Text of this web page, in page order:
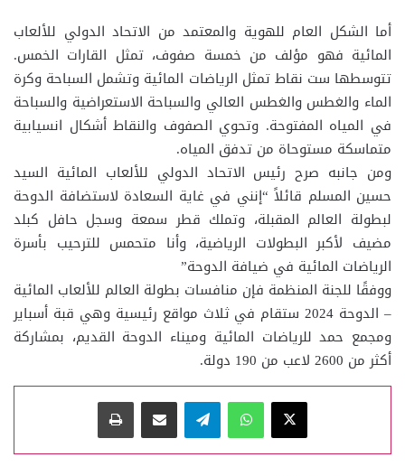
أما الشكل العام للهوية والمعتمد من الاتحاد الدولي للألعاب
المائية فهو مؤلف من خمسة صفوف، تمثل القارات الخمس.
تتوسطها ست نقاط تمثل الرياضات المائية وتشمل السباحة وكرة
الماء والغطس والغطس العالي والسباحة الاستعراضية والسباحة
في المياه المفتوحة. وتحوي الصفوف والنقاط أشكال انسيابية
متماسكة مستوحاة من تدفق المياه.
ومن جانبه صرح رئيس الاتحاد الدولي للألعاب المائية السيد
حسين المسلم قائلاً “إنني في غاية السعادة لاستضافة الدوحة
لبطولة العالم المقبلة، وتملك قطر سمعة وسجل حافل كبلد
مضيف لأكبر البطولات الرياضية، وأنا متحمس للترحيب بأسرة
الرياضات المائية في ضيافة الدوحة”
ووفقًا للجنة المنظمة فإن منافسات بطولة العالم للألعاب المائية
– الدوحة 2024 ستقام في ثلاث مواقع رئيسية وهي قبة أسباير
ومجمع حمد للرياضات المائية وميناء الدوحة القديم، بمشاركة
أكثر من 2600 لاعب من 190 دولة.
‫X
واتسابتيلقراممشاركة عبر البريد طباعة